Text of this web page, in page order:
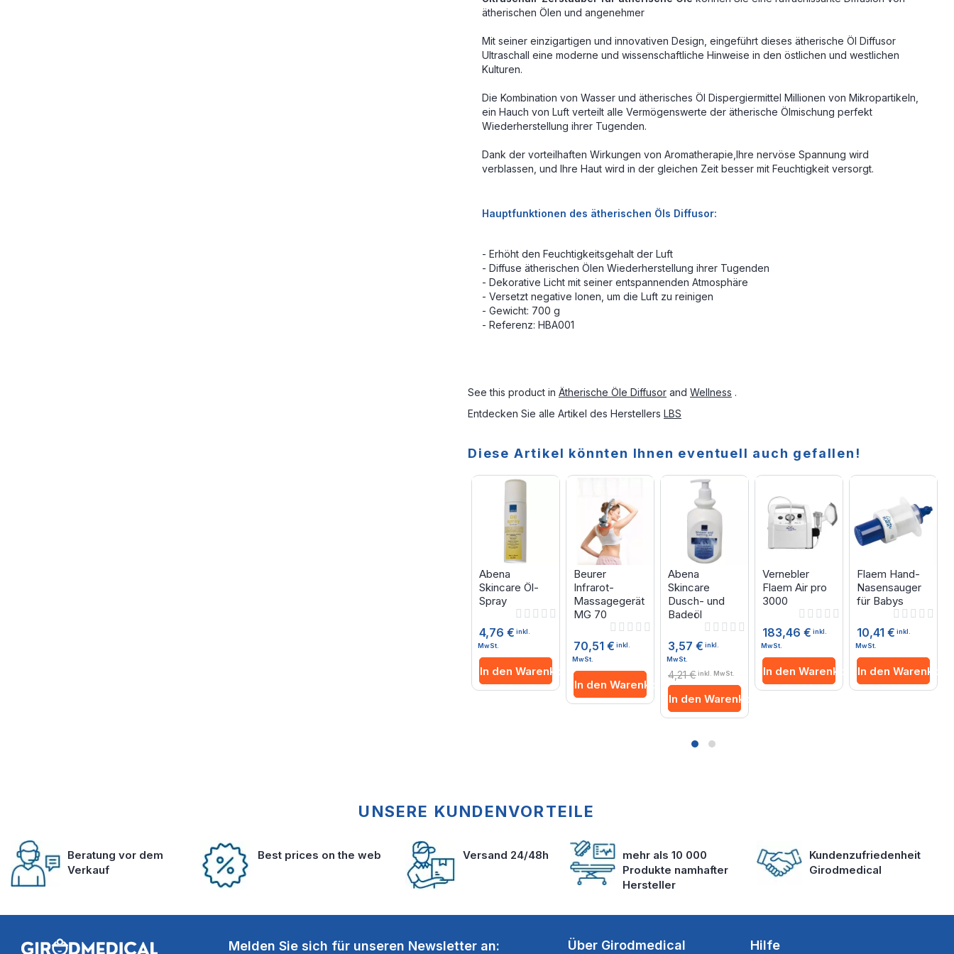
ätherischen Ölen und angenehmer
Mit seiner einzigartigen und innovativen Design, eingeführt dieses ätherische Öl Diffusor
Ultraschall eine moderne und wissenschaftliche Hinweise in den östlichen und westlichen
Kulturen.
Die Kombination von Wasser und ätherisches Öl Dispergiermittel Millionen von Mikropartikeln,
ein Hauch von Luft verteilt alle Vermögenswerte der ätherische Ölmischung perfekt
Wiederherstellung ihrer Tugenden.
Dank der vorteilhaften Wirkungen von Aromatherapie,Ihre nervöse Spannung wird
verblassen, und Ihre Haut wird in der gleichen Zeit besser mit Feuchtigkeit versorgt.
Hauptfunktionen des ätherischen Öls Diffusor:
- Erhöht den Feuchtigkeitsgehalt der Luft
- Diffuse ätherischen Ölen Wiederherstellung ihrer Tugenden
- Dekorative Licht mit seiner entspannenden Atmosphäre
- Versetzt negative Ionen, um die Luft zu reinigen
- Gewicht: 700 g
- Referenz: HBA001
See this product in Ätherische Öle Diffusorand Wellness .
Entdecken Sie alle Artikel des Herstellers LBS
Diese Artikel könnten Ihnen eventuell auch gefallen!
Abena
Skincare Öl-
Spray
4,76 € inkl.
MwSt.
In den Warenkorb
Beurer
Infrarot-
Massagegerät
MG 70
70,51 € inkl.
MwSt.
In den Warenkorb
Abena
Skincare
Dusch- und
Badeöl
3,57 € inkl.
MwSt.
4,21 €inkl. MwSt.
In den Warenkorb
Vernebler
Flaem Air pro
3000
183,46 € inkl.
MwSt.
In den Warenkorb
Flaem Hand-
Nasensauger
für Babys
10,41 € inkl.
MwSt.
In den Warenkorb
UNSERE KUNDENVORTEILE
Beratung vor dem
Verkauf
Best prices on the web Versand 24/48h
mehr als 10 000
Produkte namhafter
Hersteller
Kundenzufriedenheit
Girodmedical
Melden Sie sich für unseren Newsletter an: Über Girodmedical Hilfe